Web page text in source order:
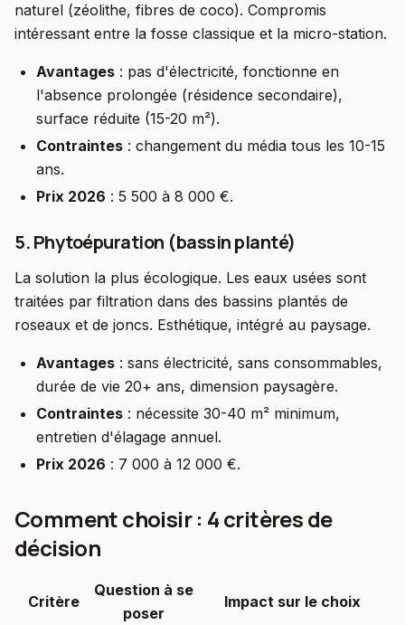
naturel (zéolithe, fibres de coco). Compromis
intéressant entre la fosse classique et la micro-station.
Avantages : pas d'électricité, fonctionne en
l'absence prolongée (résidence secondaire),
surface réduite (15-20 m²).
Contraintes : changement du média tous les 10-15
ans.
Prix 2026 : 5 500 à 8 000 €.
5. Phytoépuration (bassin planté)
La solution la plus écologique. Les eaux usées sont
traitées par filtration dans des bassins plantés de
roseaux et de joncs. Esthétique, intégré au paysage.
Avantages : sans électricité, sans consommables,
durée de vie 20+ ans, dimension paysagère.
Contraintes : nécessite 30-40 m² minimum,
entretien d'élagage annuel.
Prix 2026 : 7 000 à 12 000 €.
Comment choisir : 4 critères de
décision
Critère
Question à se
poser
Impact sur le choix